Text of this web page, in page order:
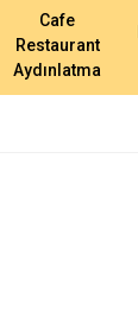
Cafe
Restaurant
Aydınlatma